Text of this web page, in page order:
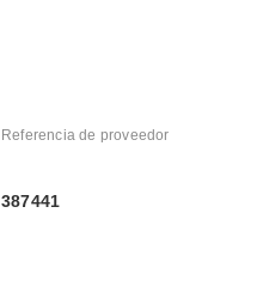
Referencia de proveedor
387441